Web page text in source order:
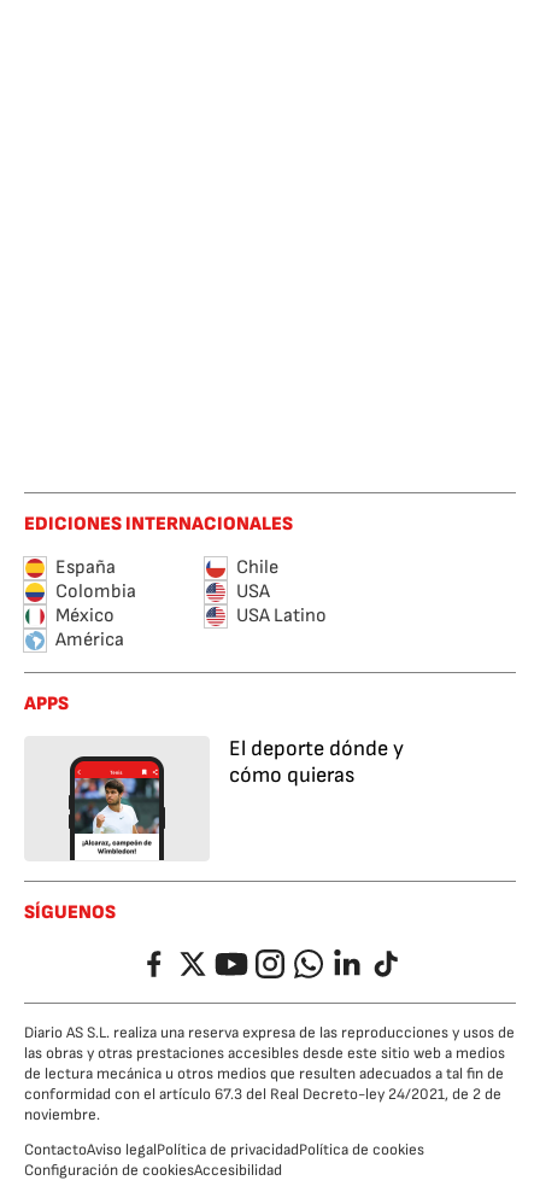
EDICIONES INTERNACIONALES
España
Chile
Colombia
USA
México
USA Latino
América
APPS
El deporte dónde y
cómo quieras
SÍGUENOS
FacebookTwitterYouTubeInstagramWhatsappLinkedIn
TikTok
Diario AS S.L. realiza una reserva expresa de las reproducciones y usos de
las obras y otras prestaciones accesibles desde este sitio web a medios
de lectura mecánica u otros medios que resulten adecuados a tal fin de
conformidad con el artículo 67.3 del Real Decreto-ley 24/2021, de 2 de
noviembre.
ContactoAviso legalPolítica de privacidadPolítica de cookies
Configuración de cookiesAccesibilidad